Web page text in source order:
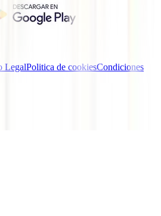
LegalPolitica de cookiesCondiciones